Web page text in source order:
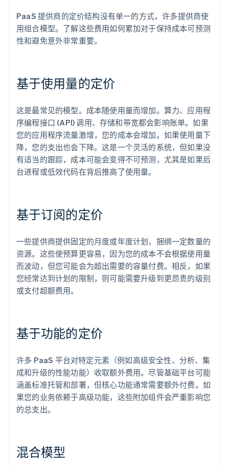
PaaS 提供商的定价结构没有单一的方式，许多提供商使
用组合模型。了解这些费用如何累加对于保持成本可预测
性和避免意外非常重要。
基于使用量的定价
这是最常见的模型。成本随使用量而增加。算力、应用程
序编程接口 (API) 调用、存储和带宽都会影响账单。如果
您的应用程序流量激增，您的成本会增加。如果使用量下
降，您的支出也会下降。这是一个灵活的系统，但如果没
有适当的跟踪，成本可能会变得不可预测，尤其是如果后
台进程或低效代码在背后推高了使用量。
基于订阅的定价
一些提供商提供固定的月度或年度计划，捆绑一定数量的
资源。这些使预算更容易，因为您的成本不会根据使用量
而波动，但您可能会为超出需要的容量付费。相反，如果
您经常达到计划的限制，则可能需要升级到更昂贵的级别
或支付超额费用。
基于功能的定价
许多 PaaS 平台对特定元素（例如高级安全性、分析、集
成和升级的性能功能）收取额外费用。尽管基础平台可能
涵盖标准托管和部署，但核心功能通常需要额外付费。如
果您的业务依赖于高级功能，这些附加组件会严重影响您
的总支出。
混合模型